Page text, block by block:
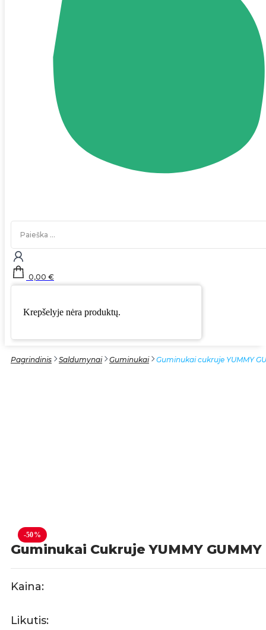
Search
0,00 €
Krepšelyje nėra produktų.
Pagrindinis Saldumynai Guminukai Guminukai cukruje YUMMY
-50%
Guminukai Cukruje YUMMY
Kaina:
Likutis: